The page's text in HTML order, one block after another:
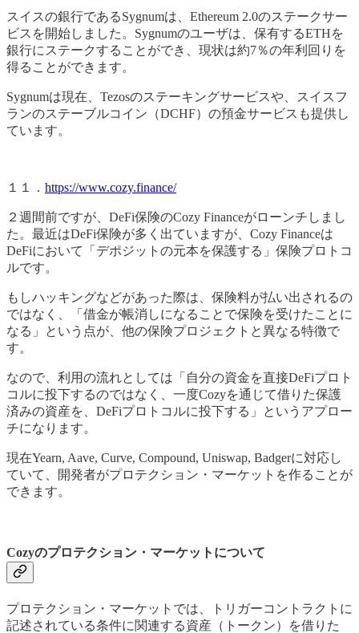
スイスの銀行であるSygnumは、Ethereum 2.0のステークサー
ビスを開始しました。Sygnumのユーザは、保有するETHを
銀行にステークすることができ、現状は約7％の年利回りを
得ることができます。
Sygnumは現在、Tezosのステーキングサービスや、スイスフ
ランのステーブルコイン（DCHF）の預金サービスも提供し
ています。
１１． https://www.cozy.finance/
２週間前ですが、DeFi保険のCozy Financeがローンチしまし
た。最近はDeFi保険が多く出ていますが、Cozy Financeは
DeFiにおいて「デポジットの元本を保護する」保険プロトコ
ルです。
もしハッキングなどがあった際は、保険料が払い出されるの
ではなく、「借金が帳消しになることで保険を受けたことに
なる」という点が、他の保険プロジェクトと異なる特徴で
す。
なので、利用の流れとしては「自分の資金を直接DeFiプロト
コルに投下するのではなく、一度Cozyを通じて借りた保護
済みの資産を、DeFiプロトコルに投下する」というアプロー
チになります。
現在Yearn, Aave, Curve, Compound, Uniswap, Badgerに対応し
ていて、開発者がプロテクション・マーケットを作ることが
できます。
Cozyのプロテクション・マーケットについて
プロテクション・マーケットでは、トリガーコントラクトに
記述されている条件に関連する資産（トークン）を借りた